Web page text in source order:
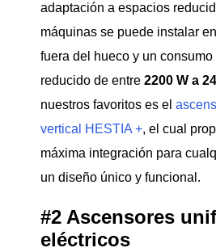
adaptación a espacios
máquinas se puede instalar
fuera del hueco y un
reducido de entre 2200 W a
nuestros favoritos es el
vertical HESTIA +, el cual
máxima integración para
un diseño único y funcional.
#2 Ascensores
eléctricos